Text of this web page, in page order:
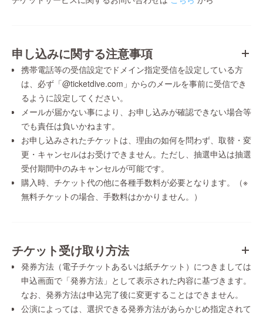
申し込みに関する注意事項
携帯電話等の受信設定でドメイン指定受信を設定している方
は、必ず「@ticketdive.com」からのメールを事前に受信でき
るように設定してください。
メールが届かない事により、お申し込みが確認できない場合等
でも責任は負いかねます。
お申し込みされたチケットは、理由の如何を問わず、取替・変
更・キャンセルはお受けできません。ただし、抽選申込は抽選
受付期間中のみキャンセルが可能です。
購入時、チケット代の他に各種手数料が必要となります。（※
無料チケットの場合、手数料はかかりません。）
チケット受け取り方法
発券方法（電子チケットあるいは紙チケット）につきましては
申込画面で「発券方法」として表示された内容に基づきます。
なお、発券方法は申込完了後に変更することはできません。
公演によっては、選択できる発券方法があらかじめ指定されて